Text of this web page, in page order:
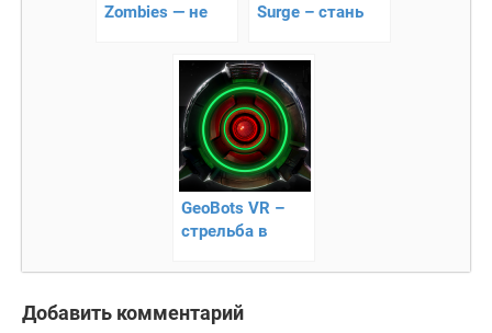
Zombies — не
Surge – стань
GeoBots VR –
стрельба в
реальности
Добавить комментарий